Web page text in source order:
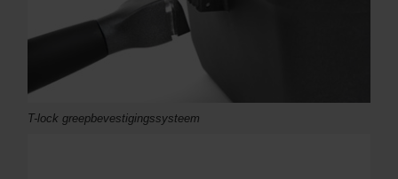
T-lock greepbevestigingssysteem